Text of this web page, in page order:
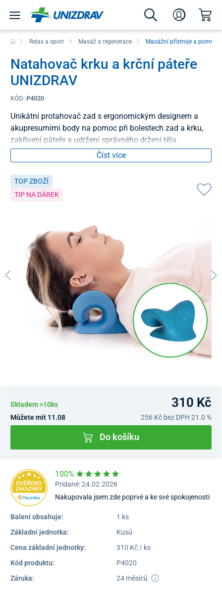
Relax a sport Masáž a regenerace Masážní přístroje a
Natahovač krku a krční páteře
UNIZDRAV
KÓD: P4020
Unikátní protahovač zad s ergonomickým designem a
akupresurními body na pomoc při bolestech zad a krku,
zakřivení páteře a udržení správného držení těla.
Číst více
TOP ZBOŽÍ
TIP NA DÁREK
Skladem >10ks 310 Kč
Můžete mít 11.08 256 Kč bez DPH 21.0 %
Do košíku
100%
Pridané: 24.02.2026
Nakupovala jsem zde poprvé a ke své spokojenosti
Balení obsahuje:
1 ks
Základní jednotka:
Kusů
Cena základní jednotky:
310 Kč / ks
Kód produktu:
P4020
Záruka:
24 měsíců